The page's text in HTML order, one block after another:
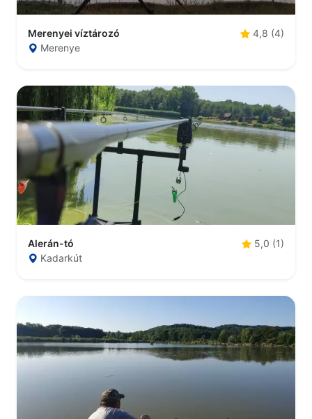
Merenyei víztározó
4,8 (4)
Merenye
Alerán-tó
5,0 (1)
Kadarkút